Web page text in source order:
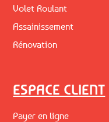
Volet Roulant
Assainissement
Rénovation
ESPACE CLIENT
Payer en ligne